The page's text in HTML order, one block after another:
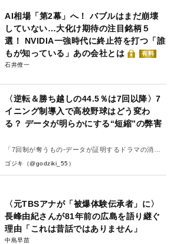
AI相場「第2幕」へ！ バブルはまだ崩壊
していない…大化け期待の注目銘柄５
選！ NVIDIA一強時代に終止符を打つ「誰
もが知っている」あの会社とは
有料
石井僚一
〈逆転＆勝ち越しの44.5％は7回以降〉7
イニング制導入で高校野球はどう変わ
る？ データが明らかにする“短縮”の弊害
「7回制が奪うもの-データが証明するドラマの消
失-」
ゴジキ（@godziki_55）
〈元TBSアナが「被爆体験伝承者」に〉
長峰由紀さんが81年前の広島を語り継ぐ
理由「これは昔話ではありません」
中島早苗